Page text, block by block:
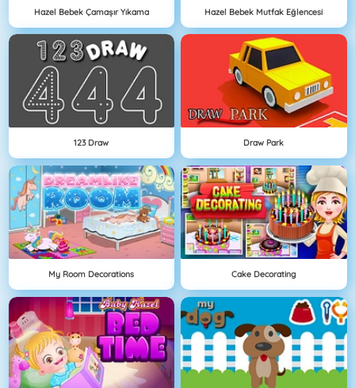
Hazel Bebek Çamaşır Yıkama Hazel Bebek Mutfak Eğlencesi
123 Draw Draw Park
My Room Decorations Cake Decorating